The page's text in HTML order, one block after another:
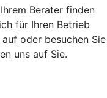
Berater finden
für Ihren Betrieb
oder besuchen Sie
uns auf Sie.